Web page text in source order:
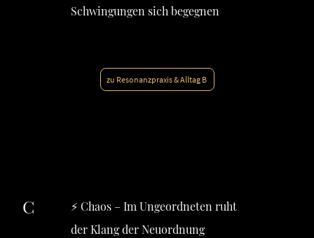
Schwingungen sich begegnen
zu Resonanzpraxis & Alltag B
C
⚡ Chaos – Im Ungeordneten ruht
der Klang der Neuordnung